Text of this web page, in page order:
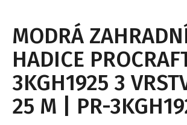
MODRÁ
HADICE
3KGH1925 3
25 M | PR-